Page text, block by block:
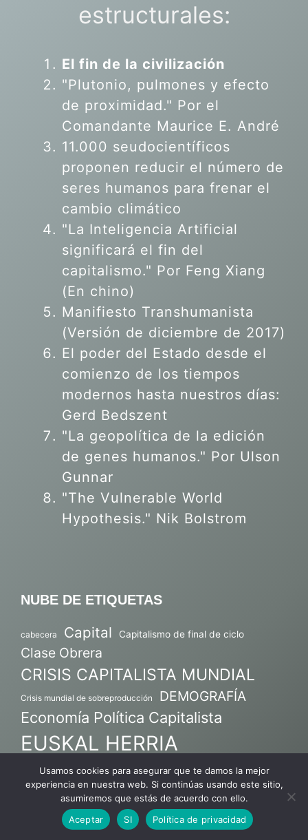
estructurales:
El fin de la civilización
"Plutonio, pulmones y efecto
de proximidad." Por el
Comandante Maurice E. André
11.000 seudocientíficos
proponen reducir el número de
seres humanos para frenar el
cambio climático
"La Inteligencia Artificial
significará el fin del
capitalismo." Por Feng Xiang
(En chino)
Manifiesto Transhumanista
(Versión de diciembre de 2017)
El poder del Estado desde el
comienzo de los tiempos
modernos hasta nuestros días:
Gerd Bedszent
"La geopolítica de la edición
de genes humanos." Por Ulson
Gunnar
"The Vulnerable World
Hypothesis." Nik Bolstrom
NUBE DE ETIQUETAS
cabecera Capital Capitalismo de final de ciclo
Clase Obrera
CRISIS CAPITALISTA MUNDIAL
Crisis mundial de sobreproducción DEMOGRAFÍA
Economía Política Capitalista
EUSKAL HERRIA
Gran Crisis Biopolítica del Capitalismo
IMPERIALISMO, FASE SUPERIOR DEL
CAPITALISMO
K.A.García-Salmones MARXISMO
Usamos cookies para asegurar que te damos la mejor
experiencia en nuestra web. Si continúas usando este sitio,
asumiremos que estás de acuerdo con ello.
Aceptar
SI Política de privacidad